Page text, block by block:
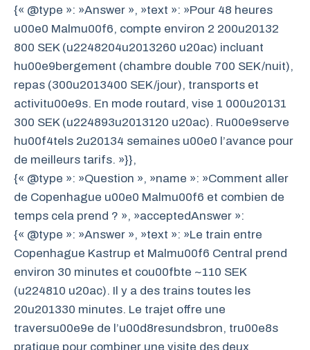
{« @type »: »Answer », »text »: »Pour 48 heures
u00e0 Malmu00f6, compte environ 2 200u20132
800 SEK (u2248204u2013260 u20ac) incluant
hu00e9bergement (chambre double 700 SEK/nuit),
repas (300u2013400 SEK/jour), transports et
activitu00e9s. En mode routard, vise 1 000u20131
300 SEK (u224893u2013120 u20ac). Ru00e9serve
hu00f4tels 2u20134 semaines u00e0 l’avance pour
de meilleurs tarifs. »}},
{« @type »: »Question », »name »: »Comment aller
de Copenhague u00e0 Malmu00f6 et combien de
temps cela prend ? », »acceptedAnswer »:
{« @type »: »Answer », »text »: »Le train entre
Copenhague Kastrup et Malmu00f6 Central prend
environ 30 minutes et cou00fbte ~110 SEK
(u224810 u20ac). Il y a des trains toutes les
20u201330 minutes. Le trajet offre une
traversu00e9e de l’u00d8resundsbron, tru00e8s
pratique pour combiner une visite des deux